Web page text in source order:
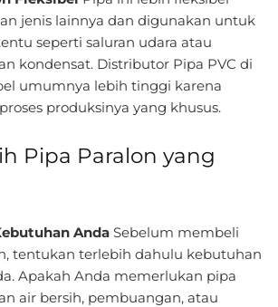
jenis lainnya dan digunakan untuk
seperti saluran udara atau
kondensat. Distributor Pipa PVC di
umumnya lebih tinggi karena
produksinya yang khusus.
Pipa Paralon yang
Anda Sebelum membeli
tentukan terlebih dahulu kebutuhan
Apakah Anda memerlukan pipa
air bersih, pembuangan, atau